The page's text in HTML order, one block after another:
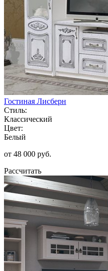
Гостиная Лисберн
Стиль:
Классический
Цвет:
Белый
от 48 000 руб.
Рассчитать